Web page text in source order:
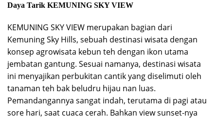
Daya Tarik KEMUNING SKY VIEW
KEMUNING SKY VIEW merupakan bagian dari
Kemuning Sky Hills, sebuah destinasi wisata dengan
konsep agrowisata kebun teh dengan ikon utama
jembatan gantung. Sesuai namanya, destinasi wisata
ini menyajikan perbukitan cantik yang diselimuti oleh
tanaman teh bak beludru hijau nan luas.
Pemandangannya sangat indah, terutama di pagi atau
sore hari, saat cuaca cerah. Bahkan view sunset-nya